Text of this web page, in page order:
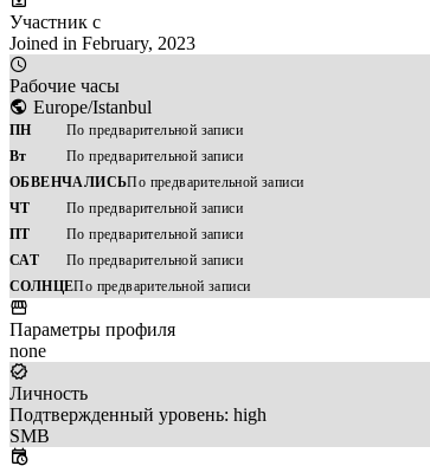
Участник с
Joined in February, 2023
Рабочие часы
Europe/Istanbul
ПН
По предварительной записи
Вт
По предварительной записи
ОБВЕНЧАЛИСЬПо предварительной записи
ЧТ
По предварительной записи
ПТ
По предварительной записи
САТ
По предварительной записи
СОЛНЦЕПо предварительной записи
Параметры профиля
none
Личность
Подтвержденный уровень: high
SMB